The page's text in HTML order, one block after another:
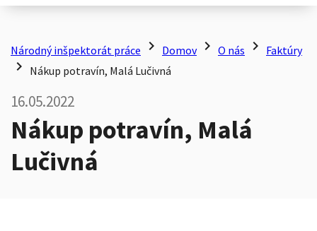
Národný inšpektorát práce chevron_right Domov chevron_right O nás chevron_right Faktúry
chevron_right Nákup potravín, Malá Lučivná
16.05.2022
Nákup potravín, Malá
Lučivná